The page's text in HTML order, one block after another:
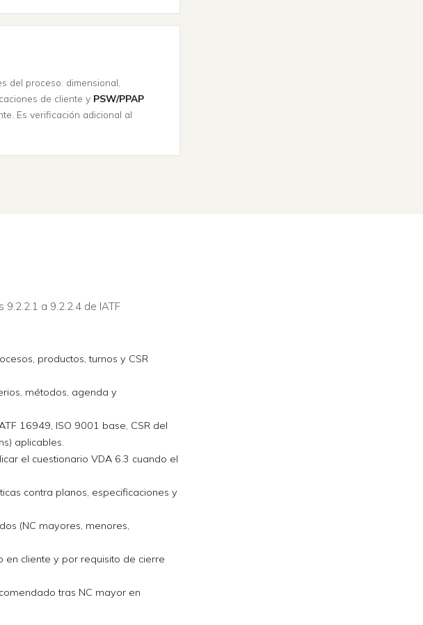
del proceso: dimensional,
de cliente y PSW/PPAP
Es verificación adicional al
a 9.2.2.4 de IATF
productos, turnos y CSR
métodos, agenda y
16949, ISO 9001 base, CSR del
aplicables.
el cuestionario VDA 6.3 cuando el
contra planos, especificaciones y
(NC mayores, menores,
en cliente y por requisito de cierre
tras NC mayor en